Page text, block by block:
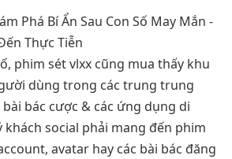
phim sét vlxx cũng mua thấy khu
dùng trong các trung trung
bác cược & các ứng dụng di
khách social phải mang đến phim
avatar hay các bài bác đăng